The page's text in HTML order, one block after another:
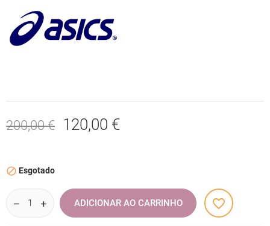
200,00 € 120,00 €
 Esgotado
ADICIONAR AO CARRINHO favorite_border